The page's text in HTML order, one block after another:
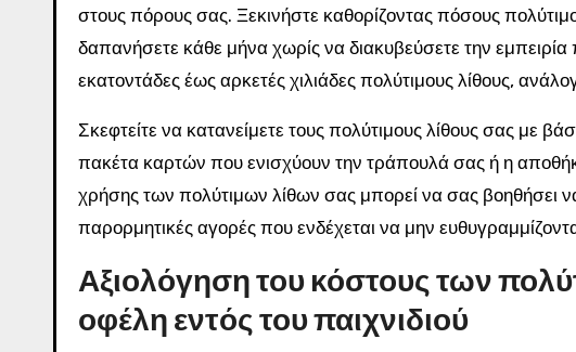
στους πόρους σας. Ξεκινήστε καθορίζοντας πόσους
δαπανήσετε κάθε μήνα χωρίς να διακυβεύσετε την εμπειρία
εκατοντάδες έως αρκετές χιλιάδες πολύτιμους λίθους,
Σκεφτείτε να κατανείμετε τους πολύτιμους λίθους σας με
πακέτα καρτών που ενισχύουν την τράπουλά σας ή η
χρήσης των πολύτιμων λίθων σας μπορεί να σας βοηθήσει
παρορμητικές αγορές που ενδέχεται να μην
Αξιολόγηση του κόστους των
οφέλη εντός του παιχνιδιού